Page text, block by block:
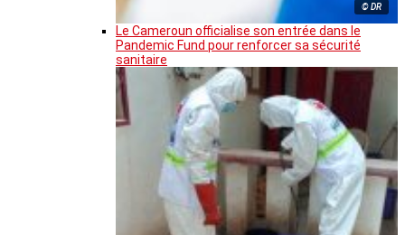
© DR
Le Cameroun officialise son entrée dans le
Pandemic Fund pour renforcer sa sécurité
sanitaire